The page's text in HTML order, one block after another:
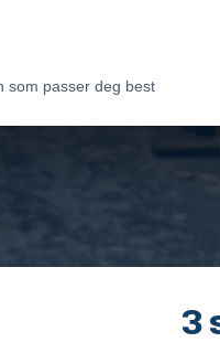
som passer deg best
3